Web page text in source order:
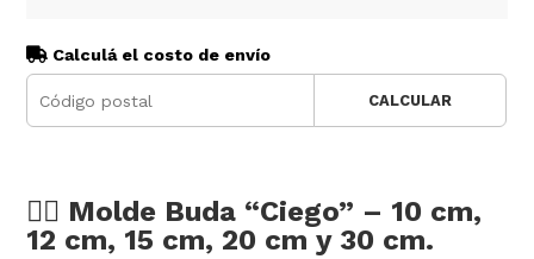
Calculá el costo de envío
CALCULAR
🧘‍♂️ Molde Buda “Ciego” – 10 cm,
12 cm, 15 cm, 20 cm y 30 cm.